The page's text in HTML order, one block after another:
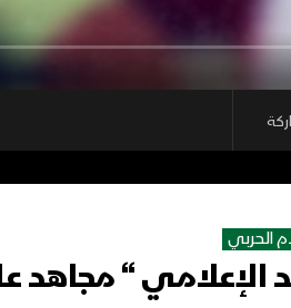
الحربي
الإعلامي “ مجاهد